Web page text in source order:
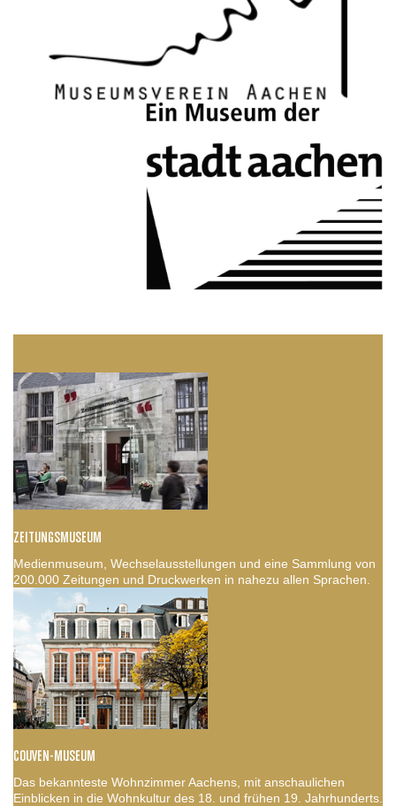
ZEITUNGSMUSEUM
Medienmuseum, Wechselausstellungen und eine Sammlung von
200.000 Zeitungen und Druckwerken in nahezu allen Sprachen.
COUVEN-MUSEUM
Das bekannteste Wohnzimmer Aachens, mit anschaulichen
Einblicken in die Wohnkultur des 18. und frühen 19. Jahrhunderts.